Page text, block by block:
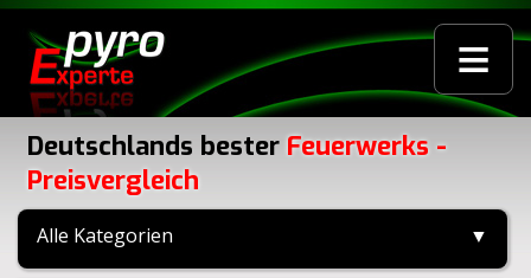
≡
Deutschlands bester Feuerwerks -
Preisvergleich
Alle Kategorien ▼